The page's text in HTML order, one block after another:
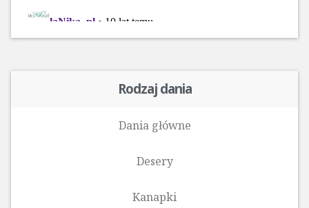
Rodzaj dania
Dania główne
Desery
Kanapki